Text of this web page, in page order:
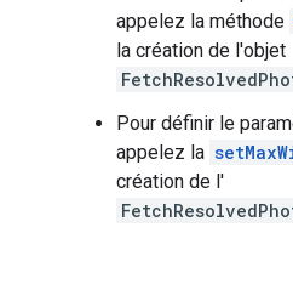
appelez la méthode
la création de l'objet
Pour définir le
appelez la
création de l'